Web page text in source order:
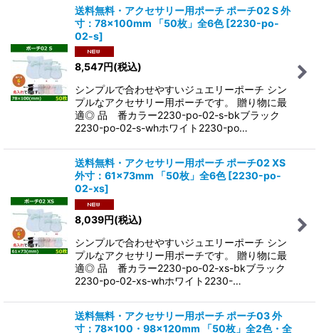
送料無料・アクセサリー用ポーチ ポーチ02 S 外
寸：78×100mm 「50枚」全6色 [2230-po-
02-s]
8,547円(税込)
シンプルで合わせやすいジュエリーポーチ シン
プルなアクセサリー用ポーチです。 贈り物に最
適◎ 品 番カラー2230-po-02-s-bkブラック
2230-po-02-s-whホワイト2230-po…
送料無料・アクセサリー用ポーチ ポーチ02 XS
外寸：61×73mm 「50枚」全6色 [2230-po-
02-xs]
8,039円(税込)
シンプルで合わせやすいジュエリーポーチ シン
プルなアクセサリー用ポーチです。 贈り物に最
適◎ 品 番カラー2230-po-02-xs-bkブラック
2230-po-02-xs-whホワイト2230-…
送料無料・アクセサリー用ポーチ ポーチ03 外
寸：78×100・98×120mm 「50枚」全2色・全